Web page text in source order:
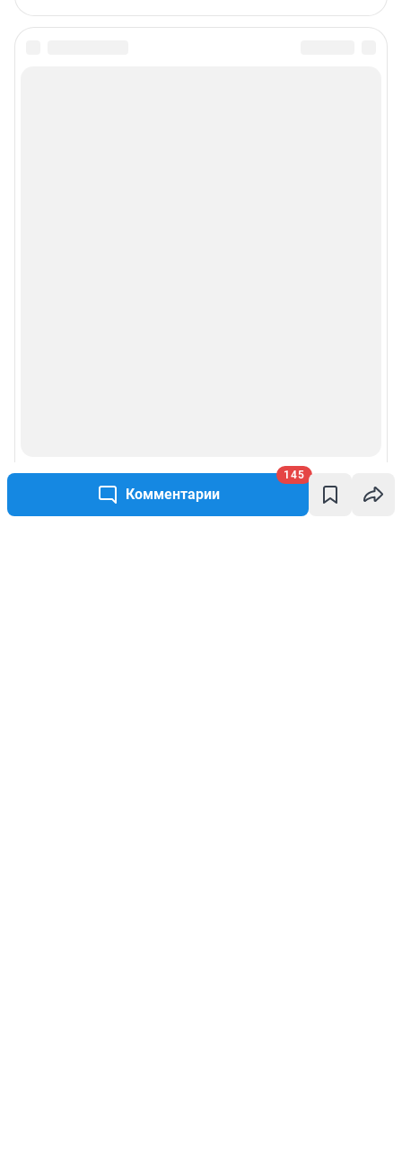
Комментарии
145